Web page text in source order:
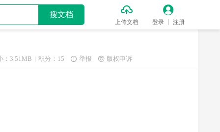
搜文档 
上传文档

登录 注册
：3.51MB 积分：15  举报  版权申诉